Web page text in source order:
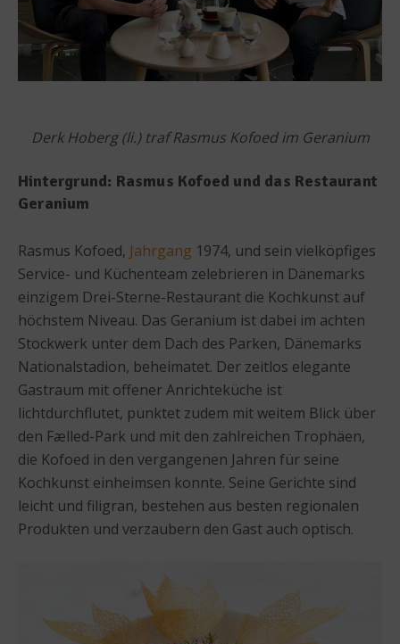
Derk Hoberg (li.) traf Rasmus Kofoed im Geranium
Hintergrund: Rasmus Kofoed und das Restaurant
Geranium
Rasmus Kofoed, Jahrgang 1974, und sein vielköpfiges
Service- und Küchenteam zelebrieren in Dänemarks
einzigem Drei-Sterne-Restaurant die Kochkunst auf
höchstem Niveau. Das Geranium ist dabei im achten
Stockwerk unter dem Dach des Parken, Dänemarks
Nationalstadion, beheimatet. Der zeitlos elegante
Gastraum mit offener Anrichteküche ist
lichtdurchflutet, punktet zudem mit weitem Blick über
den Fælled-Park und mit den zahlreichen Trophäen,
die Kofoed in den vergangenen Jahren für seine
Kochkunst einheimsen konnte. Seine Gerichte sind
leicht und filigran, bestehen aus besten regionalen
Produkten und verzaubern den Gast auch optisch.